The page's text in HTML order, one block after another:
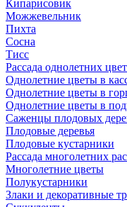
Кипарисовик
Можжевельник
Пихта
Сосна
Тисc
Рассада однолетних
Однолетние цветы в
Однолетние цветы в
Однолетние цветы в
Саженцы плодовых
Плодовые деревья
Плодовые кустарники
Рассада многолетних
Многолетние цветы
Полукустарники
Злаки и декоративные